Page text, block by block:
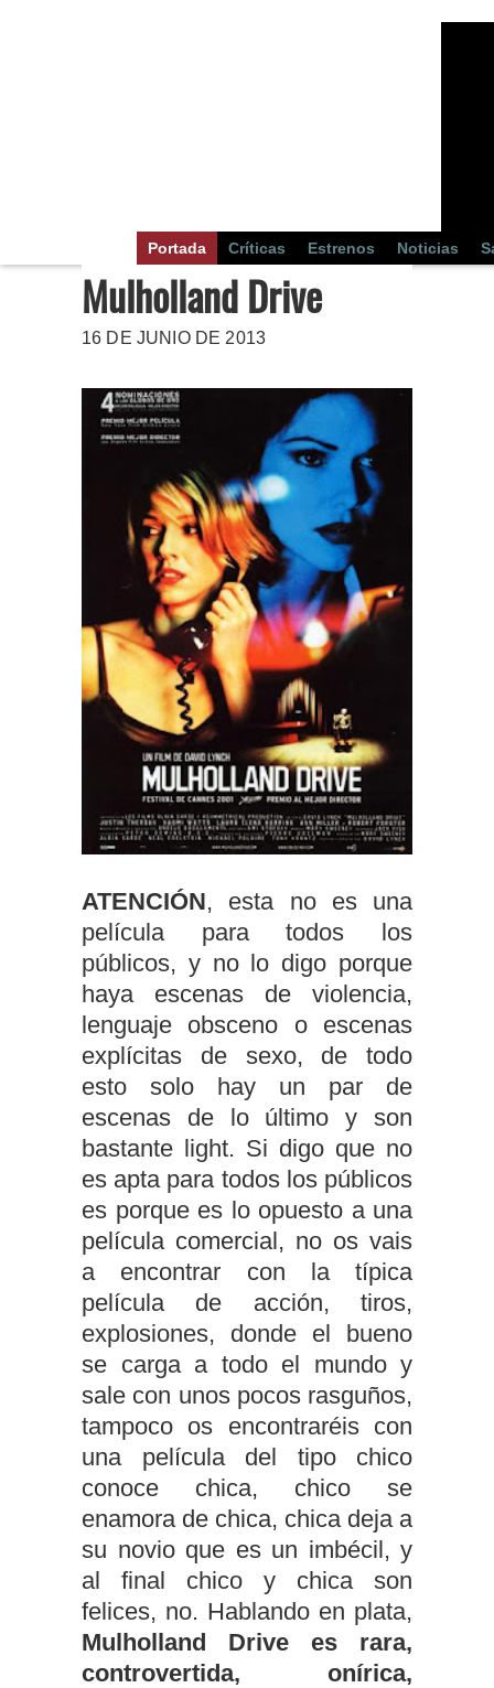
Portada Críticas Estrenos Noticias
Mulholland Drive
16 DE JUNIO DE 2013
ATENCIÓN, esta no es una
película para todos los
públicos, y no lo digo porque
haya escenas de violencia,
lenguaje obsceno o escenas
explícitas de sexo, de todo
esto solo hay un par de
escenas de lo último y son
bastante light. Si digo que no
es apta para todos los públicos
es porque es lo opuesto a una
película comercial, no os vais
a encontrar con la típica
película de acción, tiros,
explosiones, donde el bueno
se carga a todo el mundo y
sale con unos pocos rasguños,
tampoco os encontraréis con
una película del tipo chico
conoce chica, chico se
enamora de chica, chica deja a
su novio que es un imbécil, y
al final chico y chica son
felices, no. Hablando en plata,
Mulholland Drive es rara,
controvertida, onírica,